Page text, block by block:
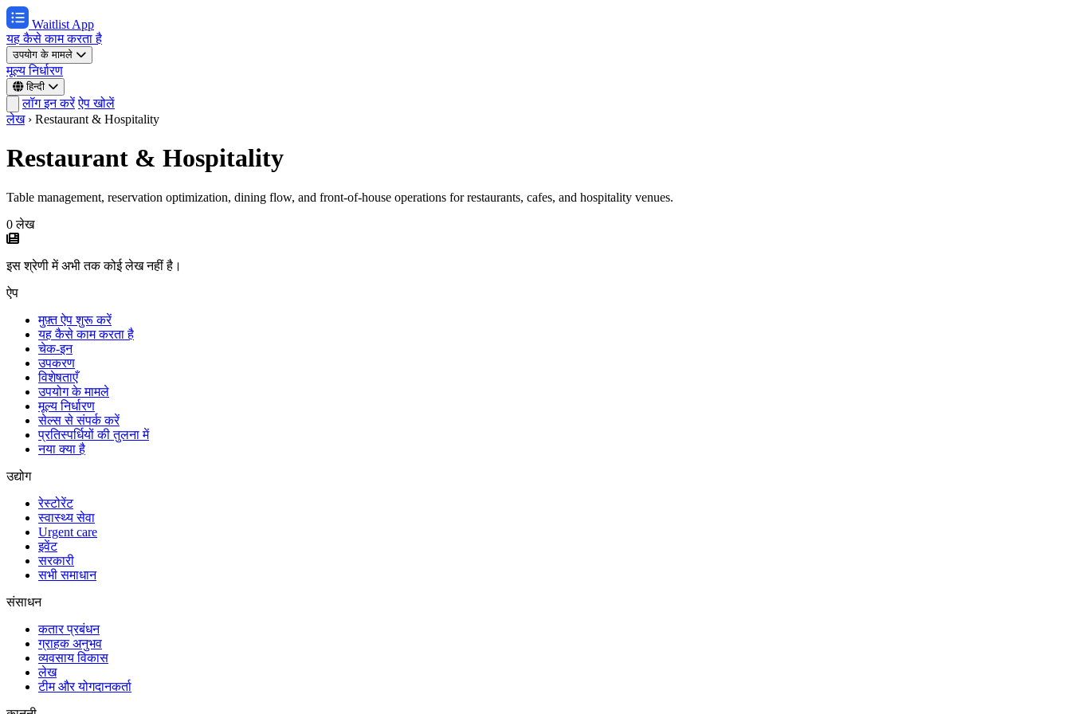
Waitlist App
यह कैसे काम करता है
उपयोग के मामले
मूल्य निर्धारण
हिन्दी
लॉग इन करें ऐप खोलें
लेख › Restaurant & Hospitality
Restaurant & Hospitality
Table management, reservation optimization, dining flow, and front-of-house operations for restaurants, cafes, and hospitality venues.
0 लेख
इस श्रेणी में अभी तक कोई लेख नहीं है।
ऐप
मुफ़्त ऐप शुरू करें
यह कैसे काम करता है
चेक-इन
उपकरण
विशेषताएँ
उपयोग के मामले
मूल्य निर्धारण
सेल्स से संपर्क करें
प्रतिस्पर्धियों की तुलना में
नया क्या है
उद्योग
रेस्टोरेंट
स्वास्थ्य सेवा
Urgent care
इवेंट
सरकारी
सभी समाधान
संसाधन
कतार प्रबंधन
ग्राहक अनुभव
व्यवसाय विकास
लेख
टीम और योगदानकर्ता